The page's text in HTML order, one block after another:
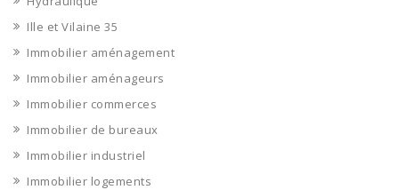
Ille et Vilaine 35
Immobilier aménagement
Immobilier aménageurs
Immobilier commerces
Immobilier de bureaux
Immobilier industriel
Immobilier logements